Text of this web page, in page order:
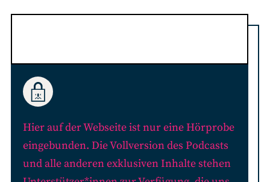
DATENSCHUTZ
Unterstützen
Hier auf der Webseite ist nur eine Hörprobe
eingebunden. Die Vollversion des Podcasts
und alle anderen exklusiven Inhalte stehen